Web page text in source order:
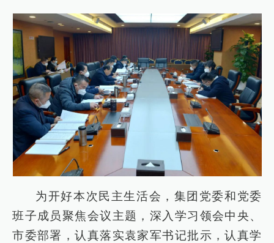
为开好本次民主生活会，集团党委和党委
班子成员聚焦会议主题，深入学习领会中央、
市委部署，认真落实袁家军书记批示，认真学